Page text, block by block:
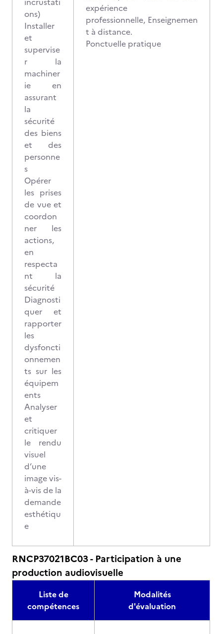
ons)
Installer
et
supervise
r la
machiner
ie en
assurant
la
sécurité
des biens
et des
personne
s
Opérer
les prises
de vue et
coordon
ner les
actions,
en
respecta
nt la
sécurité
Diagnosti
quer et
rapporter
les
dysfoncti
onnemen
ts sur les
équipem
ents
Analyser
et
critiquer
le rendu
visuel
d’une
image vis-
à-vis de la
demande
esthétiqu
e
expérience
professionnelle, Enseignemen
t à distance.
Ponctuelle pratique
RNCP37021BC03 - Participation à une
production audiovisuelle
Liste de
compétences
Modalités
d'évaluation